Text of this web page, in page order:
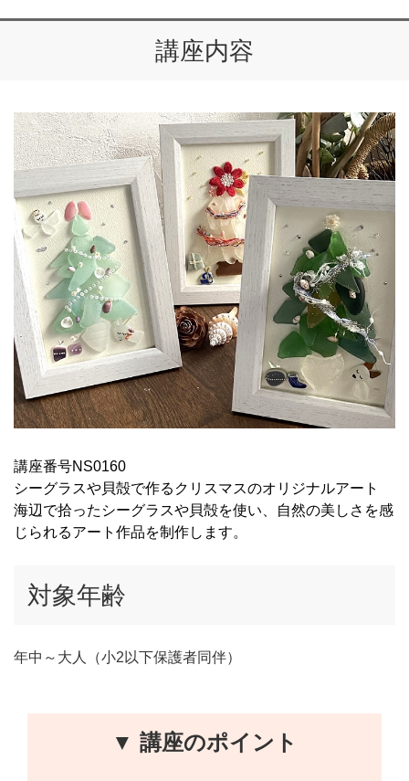
講座内容
講座番号NS0160
シーグラスや貝殻で作るクリスマスのオリジナルアート
海辺で拾ったシーグラスや貝殻を使い、自然の美しさを感
じられるアート作品を制作します。
対象年齢
年中～大人（小2以下保護者同伴）
▼ 講座のポイント